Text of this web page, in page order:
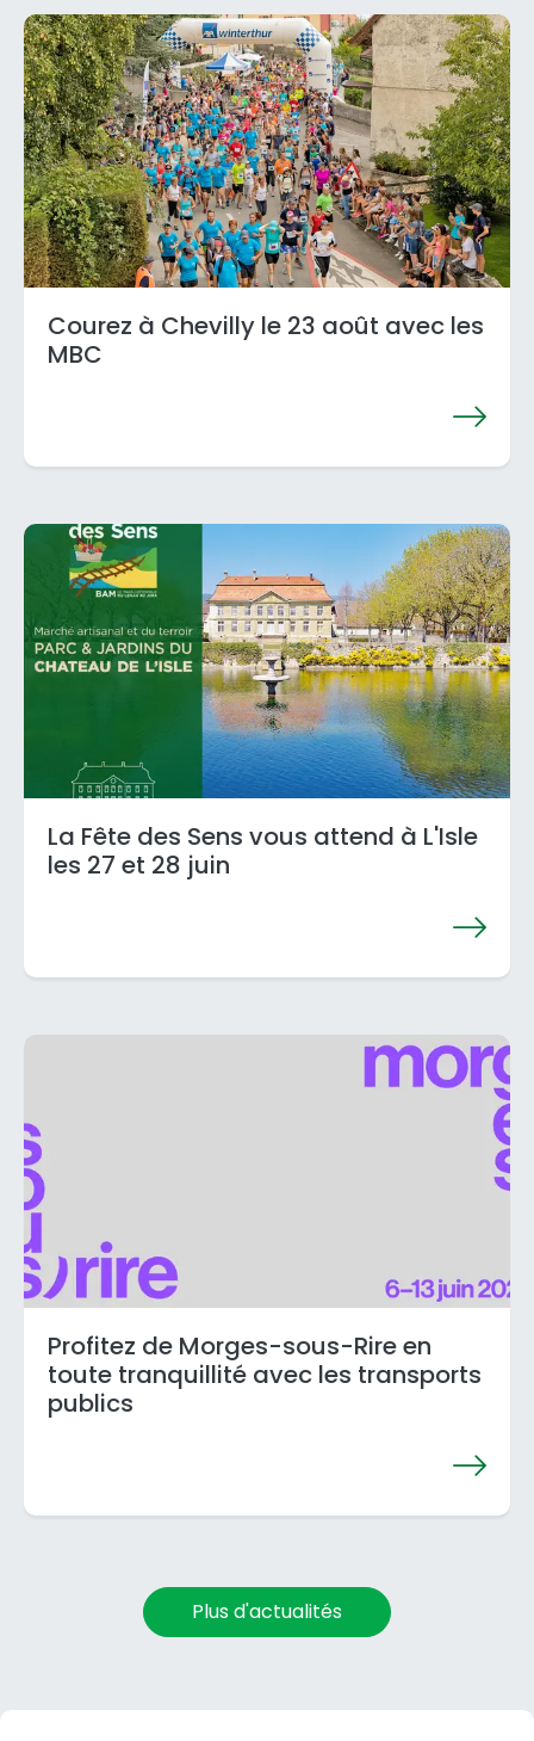
Courez à Chevilly le 23 août avec les
MBC
La Fête des Sens vous attend à L'Isle
les 27 et 28 juin
Profitez de Morges-sous-Rire en
toute tranquillité avec les transports
publics
Plus d'actualités